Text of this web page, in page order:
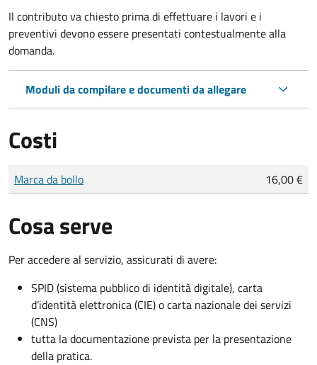
Il contributo va chiesto prima di effettuare i lavori e i
preventivi devono essere presentati contestualmente alla
domanda.
Moduli da compilare e documenti da allegare
Costi
Tipo di pagamento
Importo
Marca da bollo 16,00 €
Cosa serve
Per accedere al servizio, assicurati di avere:
SPID (sistema pubblico di identità digitale), carta
d’identità elettronica (CIE) o carta nazionale dei servizi
(CNS)
tutta la documentazione prevista per la presentazione
della pratica.